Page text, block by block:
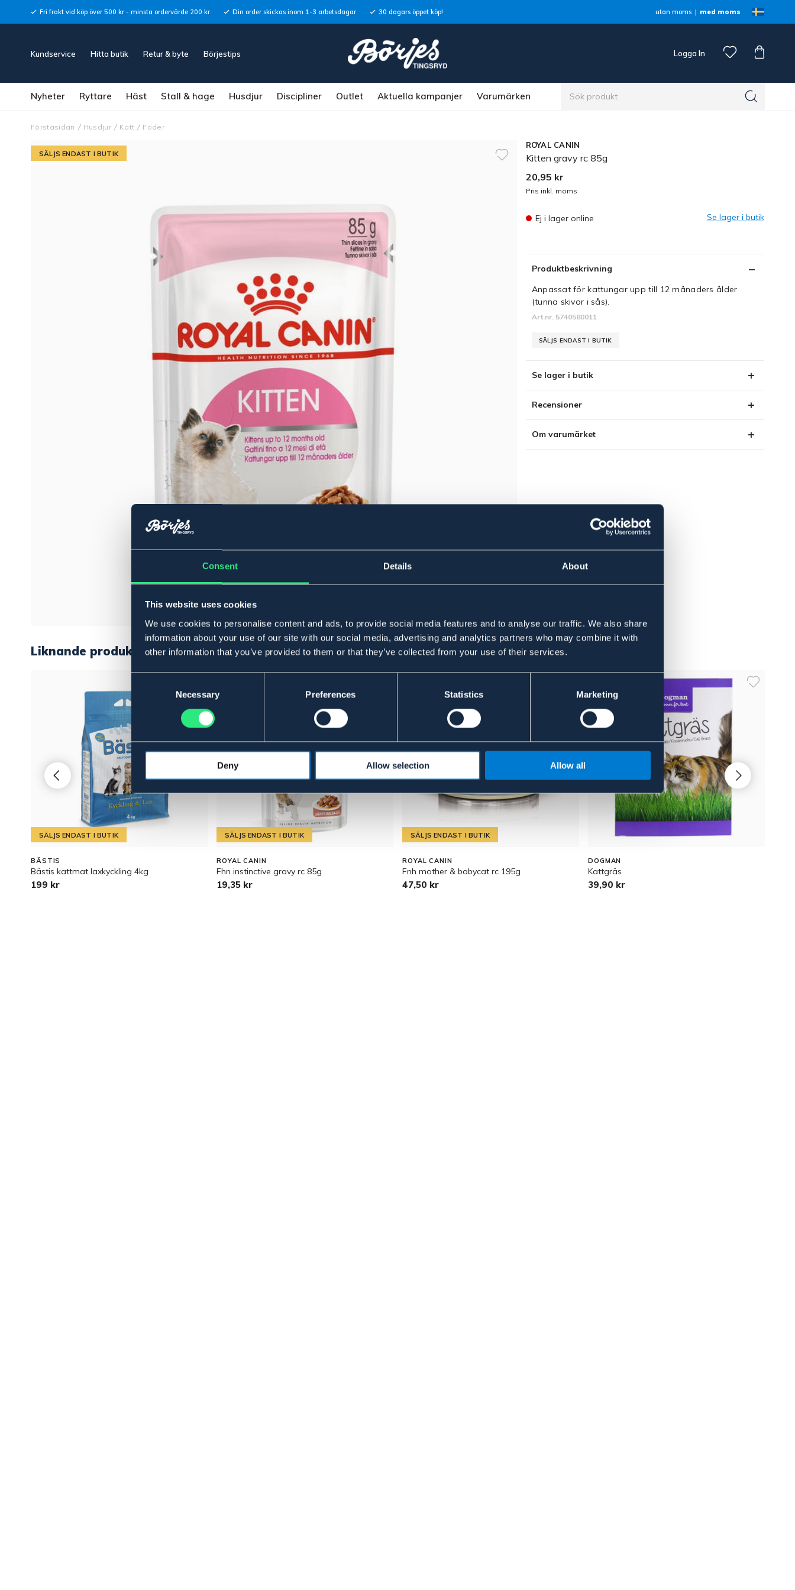
Consent Details About
This website uses cookies
We use cookies to personalise content and ads, to provide social media features and to analyse our traffic. We also share
information about your use of our site with our social media, advertising and analytics partners who may combine it with
other information that you’ve provided to them or that they’ve collected from your use of their services.
Selection
Necessary Preferences Statistics Marketing
Deny Allow selection Allow all
Fri frakt vid köp över 500 kr - minsta ordervärde 200 kr Din order skickas inom 1-3 arbetsdagar 30 dagars öppet köp! utan moms med moms
Kundservice Hitta butik Retur & byte Börjestips Logga In
Nyheter Ryttare Häst Stall & hage Husdjur Discipliner Outlet Aktuella kampanjer Varumärken
Förstasidan Husdjur Katt Foder
SÄLJS ENDAST I BUTIK
ROYAL CANIN
Kitten gravy rc 85g
20,95 kr
Pris inkl. moms
Ej i lager online Se lager i butik
Produktbeskrivning
Anpassat för kattungar upp till 12 månaders ålder
(tunna skivor i sås).
Art.nr. 5740580011
SÄLJS ENDAST I BUTIK
Se lager i butik
Recensioner
Om varumärket
Liknande produkter
SÄLJS ENDAST I BUTIK
BÄSTIS
Bästis kattmat laxkyckling 4kg
199 kr
SÄLJS ENDAST I BUTIK
ROYAL CANIN
Fhn instinctive gravy rc 85g
19,35 kr
SÄLJS ENDAST I BUTIK
ROYAL CANIN
Fnh mother & babycat rc 195g
47,50 kr
DOGMAN
Kattgräs
39,90 kr